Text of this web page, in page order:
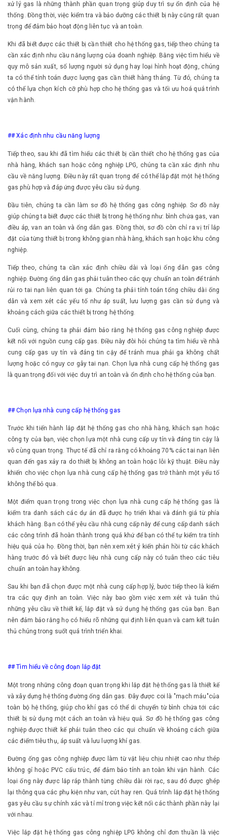
xử lý gas là những thành phần quan trọng giúp duy trì sự ổn định của hệ
thống. Đồng thời, việc kiểm tra và bảo dưỡng các thiết bị này cũng rất quan
trọng để đảm bảo hoạt động liên tục và an toàn.
Khi đã biết được các thiết bị cần thiết cho hệ thống gas, tiếp theo chúng ta
cần xác định nhu cầu năng lượng của doanh nghiệp. Bằng việc tìm hiểu về
quy mô sản xuất, số lượng người sử dụng hay loại hình hoạt động, chúng
ta có thể tính toán được lượng gas cần thiết hàng tháng. Từ đó, chúng ta
có thể lựa chọn kích cỡ phù hợp cho hệ thống gas và tối ưu hoá quá trình
vận hành.
## Xác định nhu cầu năng lượng
Tiếp theo, sau khi đã tìm hiểu các thiết bị cần thiết cho hệ thống gas của
nhà hàng, khách sạn hoặc công nghiệp LPG, chúng ta cần xác định nhu
cầu về năng lượng. Điều này rất quan trọng để có thể lắp đặt một hệ thống
gas phù hợp và đáp ứng được yêu cầu sử dụng.
Đầu tiên, chúng ta cần làm sơ đồ hệ thống gas công nghiệp. Sơ đồ này
giúp chúng ta biết được các thiết bị trong hệ thống như: bình chứa gas, van
điều áp, van an toàn và ống dẫn gas. Đồng thời, sơ đồ còn chỉ ra vị trí lắp
đặt của từng thiết bị trong không gian nhà hàng, khách sạn hoặc khu công
nghiệp.
Tiếp theo, chúng ta cần xác định chiều dài và loại ống dẫn gas công
nghiệp. Đường ống dẫn gas phải tuân theo các quy chuẩn an toàn để tránh
rủi ro tai nạn liên quan tới ga. Chúng ta phải tính toán tổng chiều dài ống
dẫn và xem xét các yếu tố như áp suất, lưu lượng gas cần sử dụng và
khoảng cách giữa các thiết bị trong hệ thống.
Cuối cùng, chúng ta phải đảm bảo rằng hệ thống gas công nghiệp được
kết nối với nguồn cung cấp gas. Điều này đòi hỏi chúng ta tìm hiểu về nhà
cung cấp gas uy tín và đáng tin cậy để tránh mua phải ga không chất
lượng hoặc có nguy cơ gây tai nạn. Chọn lựa nhà cung cấp hệ thống gas
là quan trọng đối với việc duy trì an toàn và ổn định cho hệ thống của bạn.
## Chọn lựa nhà cung cấp hệ thống gas
Trước khi tiến hành lắp đặt hệ thống gas cho nhà hàng, khách sạn hoặc
công ty của bạn, việc chọn lựa một nhà cung cấp uy tín và đáng tin cậy là
vô cùng quan trọng. Thực tế đã chỉ ra rằng có khoảng 70% các tai nạn liên
quan đến gas xảy ra do thiết bị không an toàn hoặc lỗi kỹ thuật. Điều này
khiến cho việc chọn lựa nhà cung cấp hệ thống gas trở thành một yếu tố
không thể bỏ qua.
Một điểm quan trọng trong việc chọn lựa nhà cung cấp hệ thống gas là
kiểm tra danh sách các dự án đã được họ triển khai và đánh giá từ phía
khách hàng. Bạn có thể yêu cầu nhà cung cấp này để cung cấp danh sách
các công trình đã hoàn thành trong quá khứ để bạn có thể tự kiểm tra tính
hiệu quả của họ. Đồng thời, bạn nên xem xét ý kiến ​​phản hồi từ các khách
hàng trước đó và biết được liệu nhà cung cấp này có tuân theo các tiêu
chuẩn an toàn hay không.
Sau khi bạn đã chọn được một nhà cung cấp hợp lý, bước tiếp theo là kiểm
tra các quy định an toàn. Việc này bao gồm việc xem xét và tuân thủ
những yêu cầu về thiết kế, lắp đặt và sử dụng hệ thống gas của bạn. Bạn
nên đảm bảo rằng họ có hiểu rõ những qui định liên quan và cam kết tuân
thủ chúng trong suốt quá trình triển khai.
## Tìm hiểu về công đoạn lắp đặt
Một trong những công đoạn quan trọng khi lắp đặt hệ thống gas là thiết kế
và xây dựng hệ thống đường ống dẫn gas. Đây được coi là "mạch máu"của
toàn bộ hệ thống, giúp cho khí gas có thể di chuyển từ bình chứa tới các
thiết bị sử dụng một cách an toàn và hiệu quả. Sơ đồ hệ thống gas công
nghiệp được thiết kế phải tuân theo các qui chuẩn về khoảng cách giữa
các điểm tiêu thụ, áp suất và lưu lượng khí gas.
Đường ống gas công nghiệp được làm từ vật liệu chịu nhiệt cao như thép
không gỉ hoặc PVC cấu trúc, để đảm bảo tính an toàn khi vận hành. Các
loại ống này được lắp ráp thành từng chiều dài rời rạc, sau đó được ghép
lại thông qua các phụ kiện như van, cút hay ren. Quá trình lắp đặt hệ thống
gas yêu cầu sự chính xác và tỉ mỉ trong việc kết nối các thành phần này lại
với nhau.
Việc lắp đặt hệ thống gas công nghiệp LPG không chỉ đơn thuần là việc